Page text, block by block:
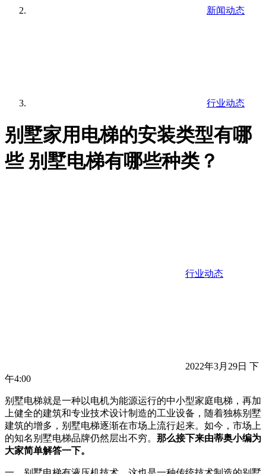
新闻动态
行业动态
别墅家用电梯的安装类型有哪
些 别墅电梯有哪些种类？
行业动态
2022年3月29日 下
午4:00
别墅电梯就是一种以电机为能源运行的中小型家庭电梯，再加
上健全的建筑和专业技术设计制造的工业设备，随着独栋别墅
建筑的增多，别墅电梯逐渐在市场上流行起来。如今，市场上
的知名别墅电梯品牌仍然层出不穷。 那么接下来由蒂奥小编为
大家简单解答一下。